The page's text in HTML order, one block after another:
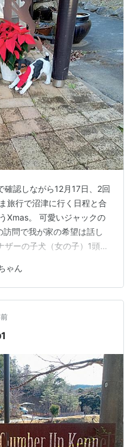
確認しながら12月17日、2回
旅行で沼津に行く日程と合
Xmas。 可愛いジャックの
問で我が家の希望は話し
ーの子犬（女の子）1頭だ
ブンブンさせながら、ドラ
食べる姿を見て この子を迎
訪問で私が話した希望に沿
後ろ脚の使い方も問題な
とっても美人さん。 譲渡を
ゃん